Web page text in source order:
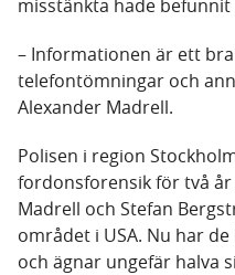
misstänkta hade
– Informationen är ett
telefontömningar och
Alexander Madrell.
Polisen i region
fordonsforensik för två år
Madrell och Stefan
området i USA. Nu har
och ägnar ungefär halva